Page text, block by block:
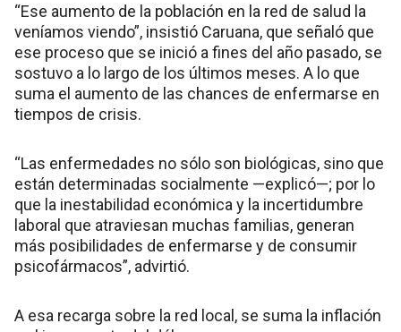
“Ese aumento de la población en la red de salud la
veníamos viendo”, insistió Caruana, que señaló que
ese proceso que se inició a fines del año pasado, se
sostuvo a lo largo de los últimos meses. A lo que
suma el aumento de las chances de enfermarse en
tiempos de crisis.
“Las enfermedades no sólo son biológicas, sino que
están determinadas socialmente —explicó—; por lo
que la inestabilidad económica y la incertidumbre
laboral que atraviesan muchas familias, generan
más posibilidades de enfermarse y de consumir
psicofármacos”, advirtió.
A esa recarga sobre la red local, se suma la inflación